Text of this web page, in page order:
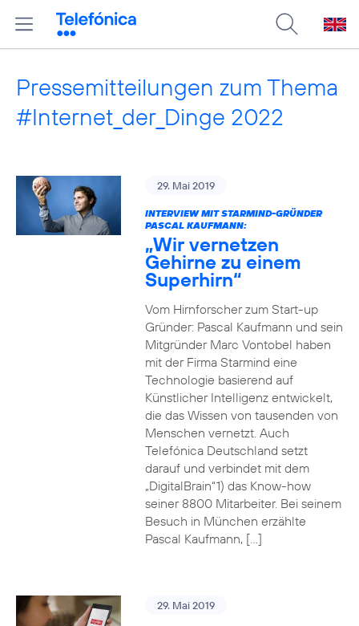
Pressemitteilungen zum Thema
#Internet_der_Dinge 2022
29. Mai 2019
INTERVIEW MIT STARMIND-GRÜNDER
PASCAL KAUFMANN:
„Wir vernetzen
Gehirne zu einem
Superhirn“
Vom Hirnforscher zum Start-up
Gründer: Pascal Kaufmann und sein
Mitgründer Marc Vontobel haben
mit der Firma Starmind eine
Technologie basierend auf
Künstlicher Intelligenz entwickelt,
die das Wissen von tausenden von
Menschen vernetzt. Auch
Telefónica Deutschland setzt
darauf und verbindet mit dem
„DigitalBrain“1) das Know-how
seiner 8800 Mitarbeiter. Bei seinem
Besuch in München erzählte
Pascal Kaufmann, […]
29. Mai 2019